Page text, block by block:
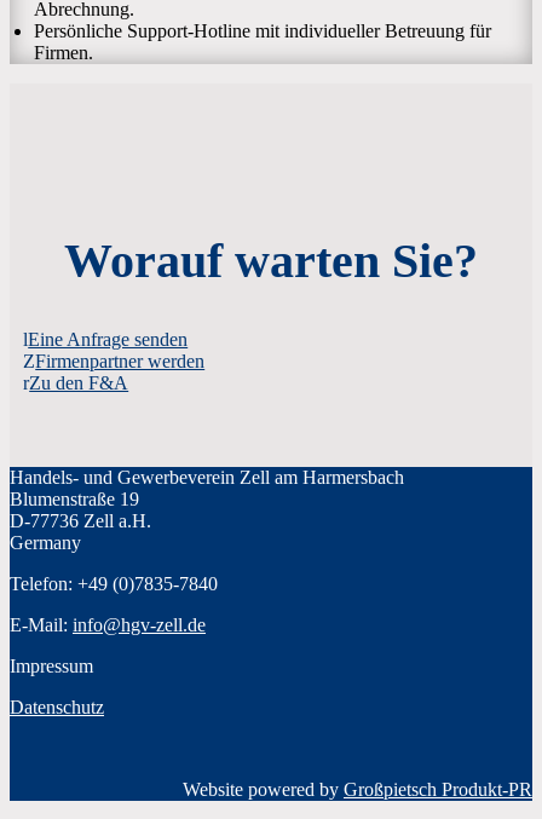
Abrechnung.
Persönliche Support-Hotline mit individueller Betreuung für
Firmen.
Worauf warten Sie?
Eine Anfrage senden
Firmenpartner werden
Zu den F&A
Handels- und Gewerbeverein Zell am Harmersbach
Blumenstraße 19
D-77736 Zell a.H.
Germany
Telefon: +49 (0)7835-7840
E-Mail: info@hgv-zell.de
Impressum
Datenschutz
Website powered by Großpietsch Produkt-PR